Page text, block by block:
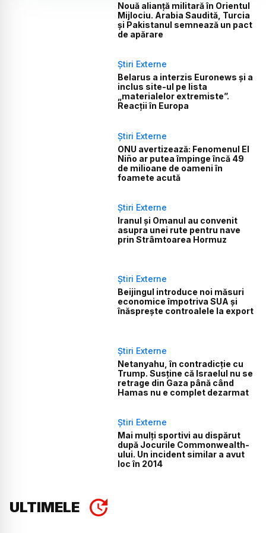
Nouă alianță militară în Orientul
Mijlociu. Arabia Saudită, Turcia
și Pakistanul semnează un pact
de apărare
Știri Externe
Belarus a interzis Euronews și a
inclus site-ul pe lista
„materialelor extremiste”.
Reacții în Europa
Știri Externe
ONU avertizează: Fenomenul El
Niño ar putea împinge încă 49
de milioane de oameni în
foamete acută
Știri Externe
Iranul și Omanul au convenit
asupra unei rute pentru nave
prin Strâmtoarea Hormuz
Știri Externe
Beijingul introduce noi măsuri
economice împotriva SUA și
înăsprește controalele la export
Știri Externe
Netanyahu, în contradicție cu
Trump. Susține că Israelul nu se
retrage din Gaza până când
Hamas nu e complet dezarmat
Știri Externe
Mai mulți sportivi au dispărut
după Jocurile Commonwealth-
ului. Un incident similar a avut
loc în 2014
ULTIMELE